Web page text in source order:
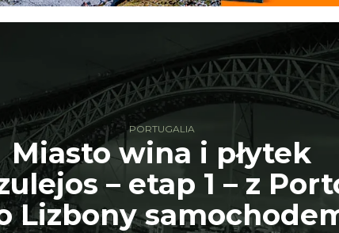
PORTUGALIA
Miasto wina i płytek
– etap 1 – z
Lizbony